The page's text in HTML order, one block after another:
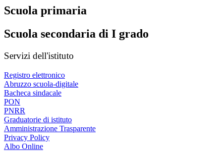
Scuola primaria
Scuola secondaria di I grado
Servizi dell'istituto
Registro elettronico
Abruzzo scuola-digitale
Bacheca sindacale
PON
PNRR
Graduatorie di istituto
Amministrazione Trasparente
Privacy Policy
Albo Online